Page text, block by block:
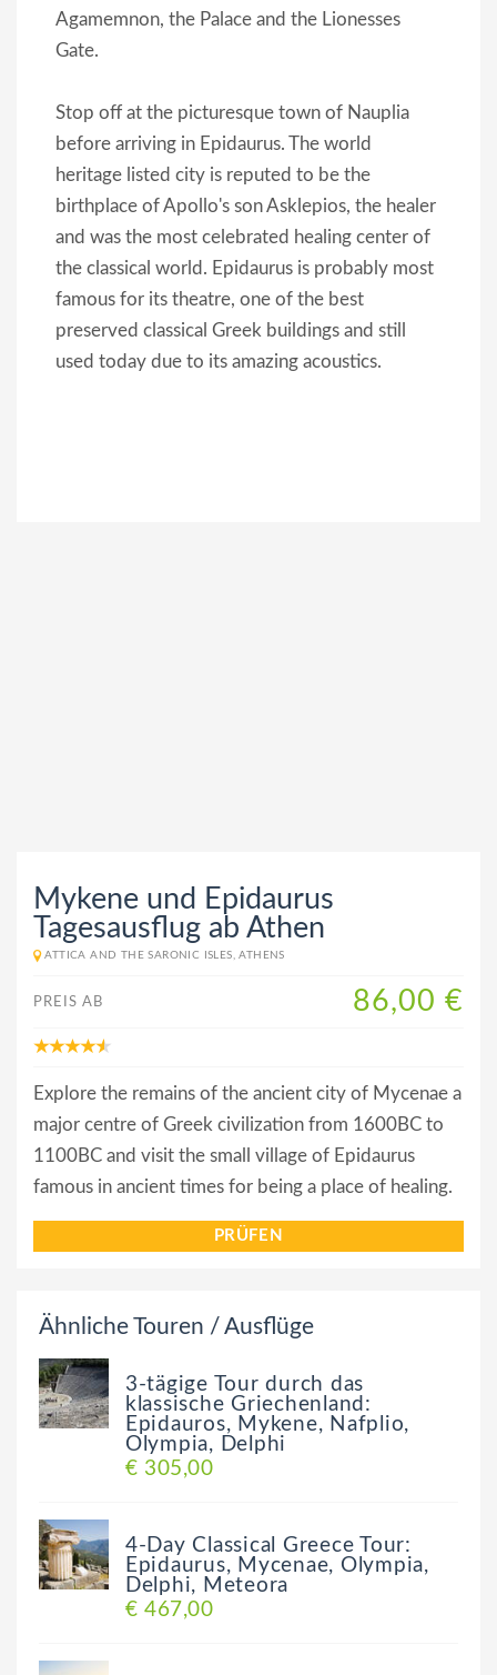
Agamemnon, the Palace and the Lionesses
Gate.
Stop off at the picturesque town of Nauplia
before arriving in Epidaurus. The world
heritage listed city is reputed to be the
birthplace of Apollo's son Asklepios, the healer
and was the most celebrated healing center of
the classical world. Epidaurus is probably most
famous for its theatre, one of the best
preserved classical Greek buildings and still
used today due to its amazing acoustics.
Mykene und Epidaurus
Tagesausflug ab Athen
ATTICA AND THE SARONIC ISLES, ATHENS
PREIS AB 86,00 €
Explore the remains of the ancient city of Mycenae a
major centre of Greek civilization from 1600BC to
1100BC and visit the small village of Epidaurus
famous in ancient times for being a place of healing.
PRÜFEN
Ähnliche Touren / Ausflüge
3-tägige Tour durch das
klassische Griechenland:
Epidauros, Mykene, Nafplio,
Olympia, Delphi
€ 305,00
4-Day Classical Greece Tour:
Epidaurus, Mycenae, Olympia,
Delphi, Meteora
€ 467,00